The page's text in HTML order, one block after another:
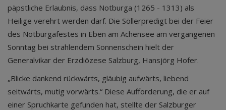
päpstliche Erlaubnis, dass Notburga (1265 - 1313) als
Heilige verehrt werden darf. Die Söllerpredigt bei der Feier
des Notburgafestes in Eben am Achensee am vergangenen
Sonntag bei strahlendem Sonnenschein hielt der
Generalvikar der Erzdiözese Salzburg, Hansjörg Hofer.
„Blicke dankend rückwärts, gläubig aufwärts, liebend
seitwärts, mutig vorwärts.“ Diese Aufforderung, die er auf
einer Spruchkarte gefunden hat, stellte der Salzburger